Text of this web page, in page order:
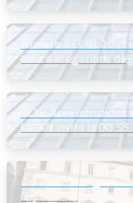
Firmato il CCNL
celere erogazione
CCNL Area
l’ARAN invita le
Assunzioni dirigenti
importante